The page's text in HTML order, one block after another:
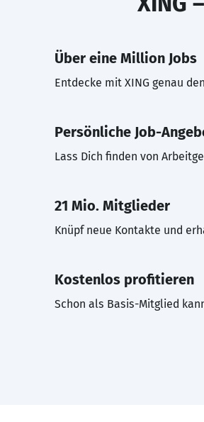
Über eine Million Jobs
Entdecke mit XING genau
Persönliche Job-
Lass Dich finden von
21 Mio. Mitglieder
Knüpf neue Kontakte und
Kostenlos profitieren
Schon als Basis-Mitglied